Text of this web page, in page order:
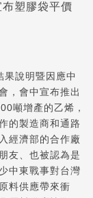
塑膠袋平價
說明暨因應中
，會中宣布推出
噸增產的乙烯，
的製造商和通路
經濟部的合作廠
友、也被認為是
中東戰事對台灣
料供應帶來衝